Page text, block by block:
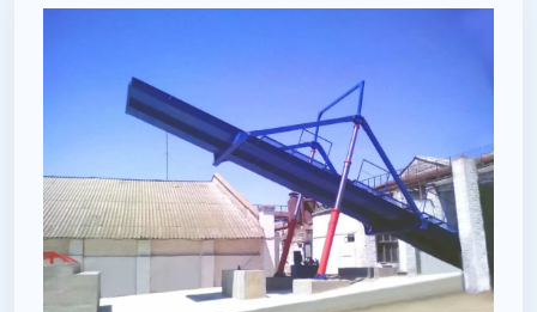
предприятия: 1) максимальная
для установки весов; 4) тип весоизмерительных
датчиков; 5) необходимость в автоматизации
процесса взешивания и учета; 6) средства
безопасносного использования. 1)
Максимальная грузоподъемность (МПВ)
Максимальная грузоподъемность весов зависит
от...